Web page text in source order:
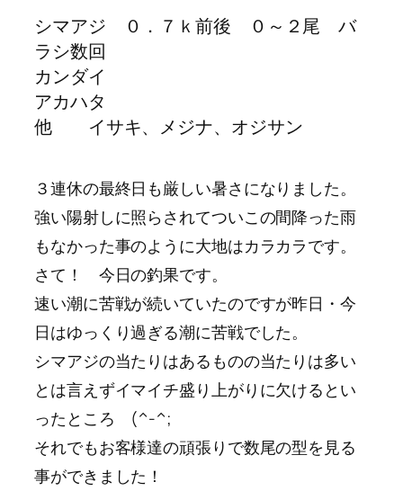
シマアジ ０．７ｋ前後 ０～２尾 バ
ラシ数回
カンダイ
アカハタ
他 イサキ、メジナ、オジサン
３連休の最終日も厳しい暑さになりました。
強い陽射しに照らされてついこの間降った雨
もなかった事のように大地はカラカラです。
さて！ 今日の釣果です。
速い潮に苦戦が続いていたのですが昨日・今
日はゆっくり過ぎる潮に苦戦でした。
シマアジの当たりはあるものの当たりは多い
とは言えずイマイチ盛り上がりに欠けるとい
ったところ (^-^;
それでもお客様達の頑張りで数尾の型を見る
事ができました！